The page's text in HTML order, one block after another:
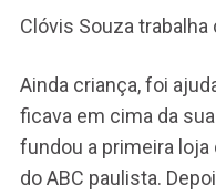
Clóvis Souza
Ainda criança, foi
ficava em cima da
fundou a primeira loja
do ABC paulista.